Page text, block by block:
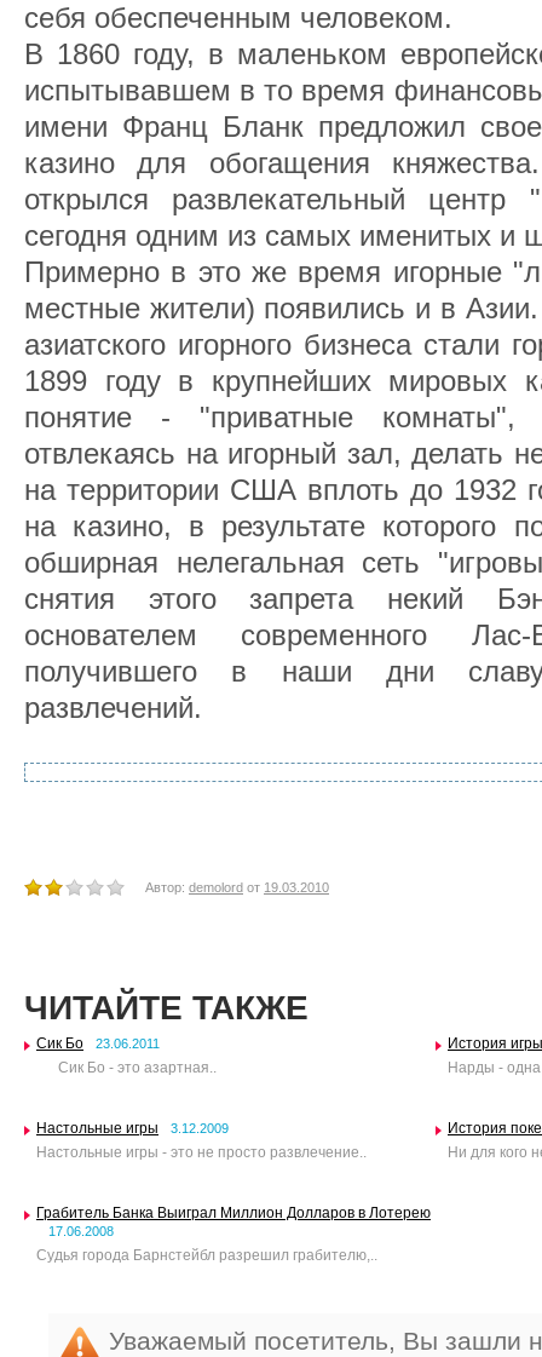
себя обеспеченным человеком.
В 1860 году, в маленьком
испытывавшем в то время
имени Франц Бланк предложил
казино для обогащения
открылся развлекательный центр
сегодня одним из самых именитых и
Примерно в это же время игорные
местные жители) появились и в
азиатского игорного бизнеса стали
1899 году в крупнейших мировых
понятие - "приватные
отвлекаясь на игорный зал, делать
на территории США вплоть до 1932
на казино, в результате которого
обширная нелегальная сеть
снятия этого запрета некий
основателем современного Лас-
получившего в наши дни
развлечений.
Автор: demolord от 19.03.2010
ЧИТАЙТЕ ТАКЖЕ
Сик Бо 23.06.2011
Сик Бо - это азартная..
История
Нарды -
Настольные игры 3.12.2009
Настольные игры - это не просто развлечение..
История
Ни для кого
Грабитель Банка Выиграл Миллион Долларов в Лотерею
17.06.2008
Судья города Барнстейбл разрешил грабителю,..
Уважаемый посетитель, Вы зашли